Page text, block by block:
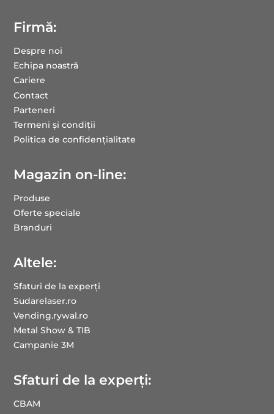
Firmă:
Despre noi
Echipa noastră
Cariere
Contact
Parteneri
Termeni și condiții
Politica de confidențialitate
Magazin on-line:
Produse
Oferte speciale
Branduri
Altele:
Sfaturi de la experți
Sudarelaser.ro
Vending.rywal.ro
Metal Show & TIB
Campanie 3M
Sfaturi de la experți:
CBAM